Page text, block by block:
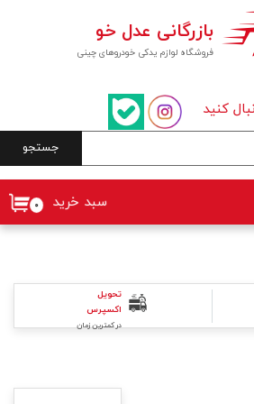
فروشگاه لوازم یدکی خودروهای چینی
بازرگانی عدل خو
جستجو
۰ سبد خرید
کنید
تحویل
اکسپرس
در کمترین زمان